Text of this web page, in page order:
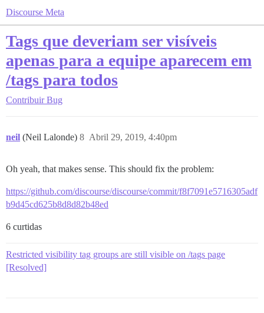
Discourse Meta
Tags que deveriam ser visíveis
apenas para a equipe aparecem em
/tags para todos
Contribuir Bug
neil (Neil Lalonde) Abril 29, 2019, 4:40pm
8
Oh yeah, that makes sense. This should fix the problem:
https://github.com/discourse/discourse/commit/f8f7091e5716305adf
b9d45cd625b8d8d82b48ed
6 curtidas
Restricted visibility tag groups are still visible on /tags page
[Resolved]